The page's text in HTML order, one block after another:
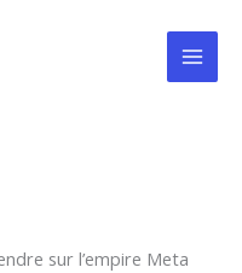
sur l’empire Meta